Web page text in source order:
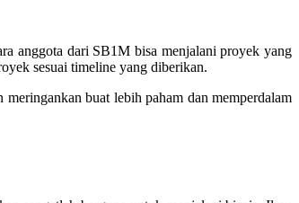
anggota dari SB1M bisa menjalani proyek yang
sesuai timeline yang diberikan.
buat lebih paham dan memperdalam